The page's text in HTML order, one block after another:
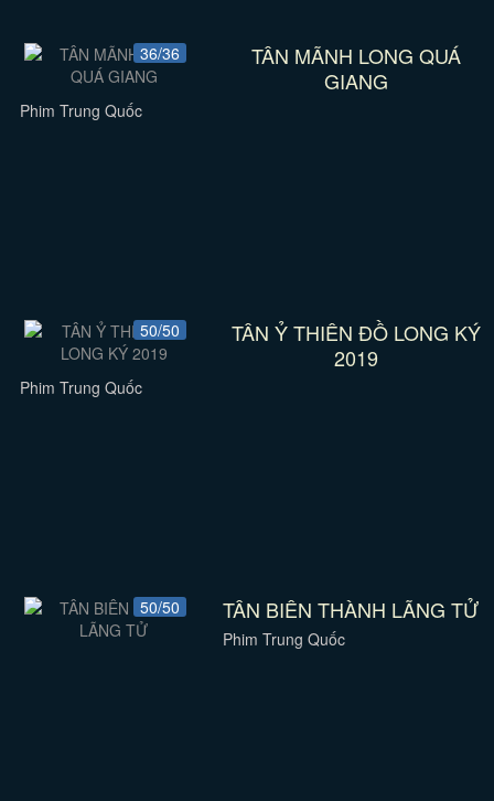
36/36
TÂN MÃNH LONG QUÁ
GIANG
Phim Trung Quốc
50/50
TÂN Ỷ THIÊN ĐỒ LONG KÝ
2019
Phim Trung Quốc
50/50 TÂN BIÊN THÀNH LÃNG TỬ
Phim Trung Quốc